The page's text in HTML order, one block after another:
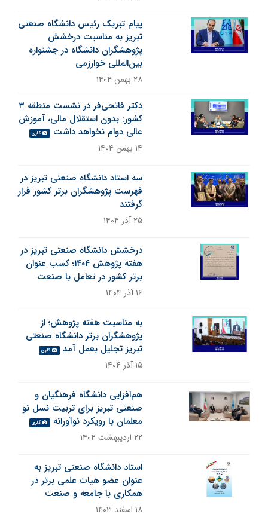
پیام تبریک رئیس دانشگاه صنعتی
تبریز به مناسبت درخشش
پژوهشگران دانشگاه در جشنواره
بین‌المللی خوارزمی
۲۸ بهمن ۱۴۰۴
دکتر فاتحی‌فر در نشست منطقه ۳
کشور: بدون استقلال مالی، آموزش
عالی دوام نخواهد داشت
گالری
۱۴ بهمن ۱۴۰۴
سه استاد دانشگاه صنعتی تبریز در
فهرست پژوهشگران برتر کشور قرار
گرفتند
۲۵ آذر ۱۴۰۴
درخشش دانشگاه صنعتی تبریز در
هفته پژوهش ۱۴۰۴؛ کسب عنوان
برتر کشور در تعامل با صنعت
۱۶ آذر ۱۴۰۴
به مناسبت هفته پژوهش؛ از
پژوهشگران برتر دانشگاه صنعتی
تبریز تجلیل بعمل آمد
گالری
۱۵ آذر ۱۴۰۴
هم‌افزایی دانشگاه فرهنگیان و
صنعتی تبریز برای تربیت نسل نو
معلمان با رویکرد نوآورانه
گالری
۲۲ اردیبهشت ۱۴۰۴
استاد دانشگاه صنعتی تبریز به
عنوان عضو هیات علمی برتر در
همکاری با جامعه و صنعت
۱۸ اسفند ۱۴۰۳